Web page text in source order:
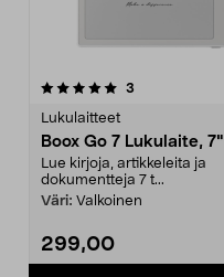
3
Lukulaitteet
Boox Go 7 Lukulaite, 7"
Lue kirjoja, artikkeleita ja
dokumentteja 7 t...
Väri: Valkoinen
299,00
4.0 viidestä